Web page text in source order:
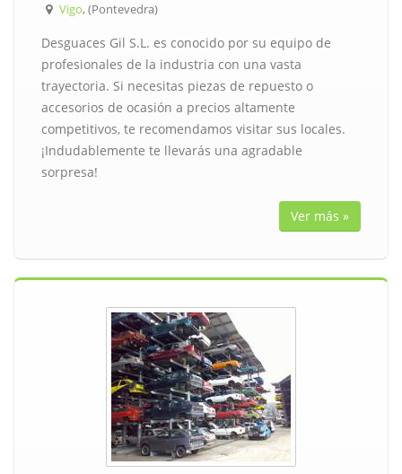
Vigo, (Pontevedra)
Desguaces Gil S.L. es conocido por su equipo de
profesionales de la industria con una vasta
trayectoria. Si necesitas piezas de repuesto o
accesorios de ocasión a precios altamente
competitivos, te recomendamos visitar sus locales.
¡Indudablemente te llevarás una agradable
sorpresa!
Ver más »